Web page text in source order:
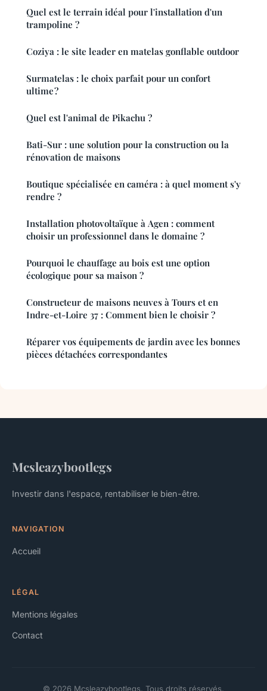
Quel est le terrain idéal pour l'installation d'un
trampoline ?
Coziya : le site leader en matelas gonflable outdoor
Surmatelas : le choix parfait pour un confort
ultime ?
Quel est l'animal de Pikachu ?
Bati-Sur : une solution pour la construction ou la
rénovation de maisons
Boutique spécialisée en caméra : à quel moment s'y
rendre ?
Installation photovoltaïque à Agen : comment
choisir un professionnel dans le domaine ?
Pourquoi le chauffage au bois est une option
écologique pour sa maison ?
Constructeur de maisons neuves à Tours et en
Indre-et-Loire 37 : Comment bien le choisir ?
Réparer vos équipements de jardin avec les bonnes
pièces détachées correspondantes
Mcsleazybootlegs
Investir dans l'espace, rentabiliser le bien-être.
NAVIGATION
Accueil
LÉGAL
Mentions légales
Contact
© 2026 Mcsleazybootlegs. Tous droits réservés.